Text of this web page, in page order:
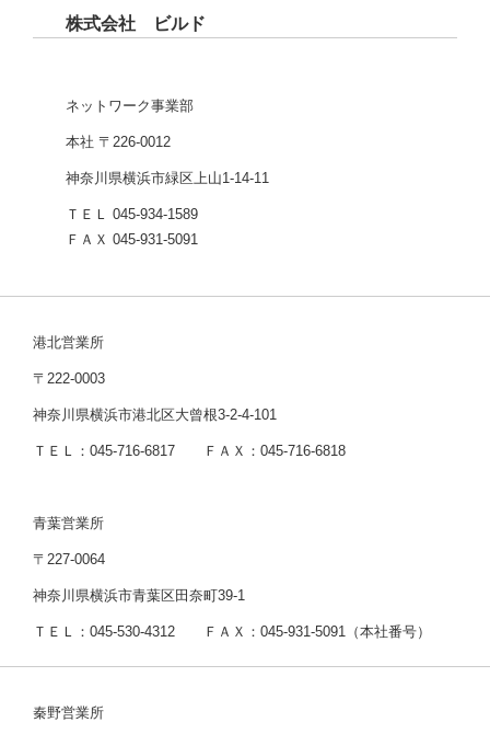
株式会社 ビルド
ネットワーク事業部
本社 〒226-0012
神奈川県横浜市緑区上山1-14-11
ＴＥＬ 045-934-1589
ＦＡＸ 045-931-5091
港北営業所
〒222-0003
神奈川県横浜市港北区大曾根3-2-4-101
ＴＥＬ：045-716-6817 ＦＡＸ：045-716-6818
青葉営業所
〒227-0064
神奈川県横浜市青葉区田奈町39-1
ＴＥＬ：045-530-4312 ＦＡＸ：045-931-5091（本社番号）
秦野営業所